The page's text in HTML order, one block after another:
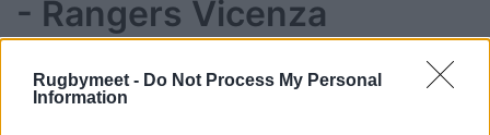
Rugbymeet - Do Not Process My Personal
Information
- Rangers Vicenza
Il commento del Coach della Rangers Rugby
Vicenza, Andrea Cavinato:“Il Valorugby è, a